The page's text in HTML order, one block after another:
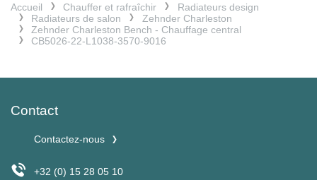
Accueil Chauffer et rafraîchir
Radiateurs design
Radiateurs de salon
Zehnder Charleston
Zehnder Charleston Bench - Chauffage central
CB5026-22-L1038-3570-9016
Contact
Contactez-nous
+32 (0) 15 28 05 10